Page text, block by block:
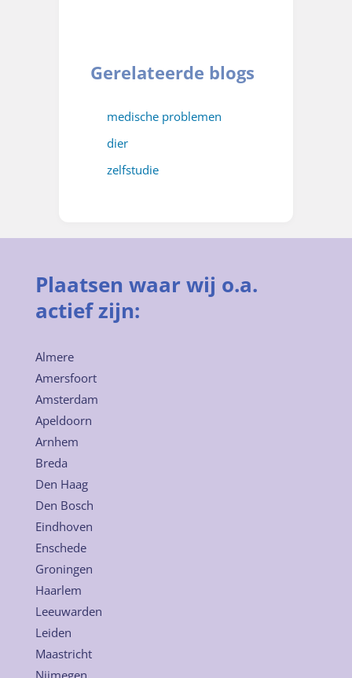
Gerelateerde blogs
medische problemen
dier
zelfstudie
Plaatsen waar wij o.a.
actief zijn:
Almere
Amersfoort
Amsterdam
Apeldoorn
Arnhem
Breda
Den Haag
Den Bosch
Eindhoven
Enschede
Groningen
Haarlem
Leeuwarden
Leiden
Maastricht